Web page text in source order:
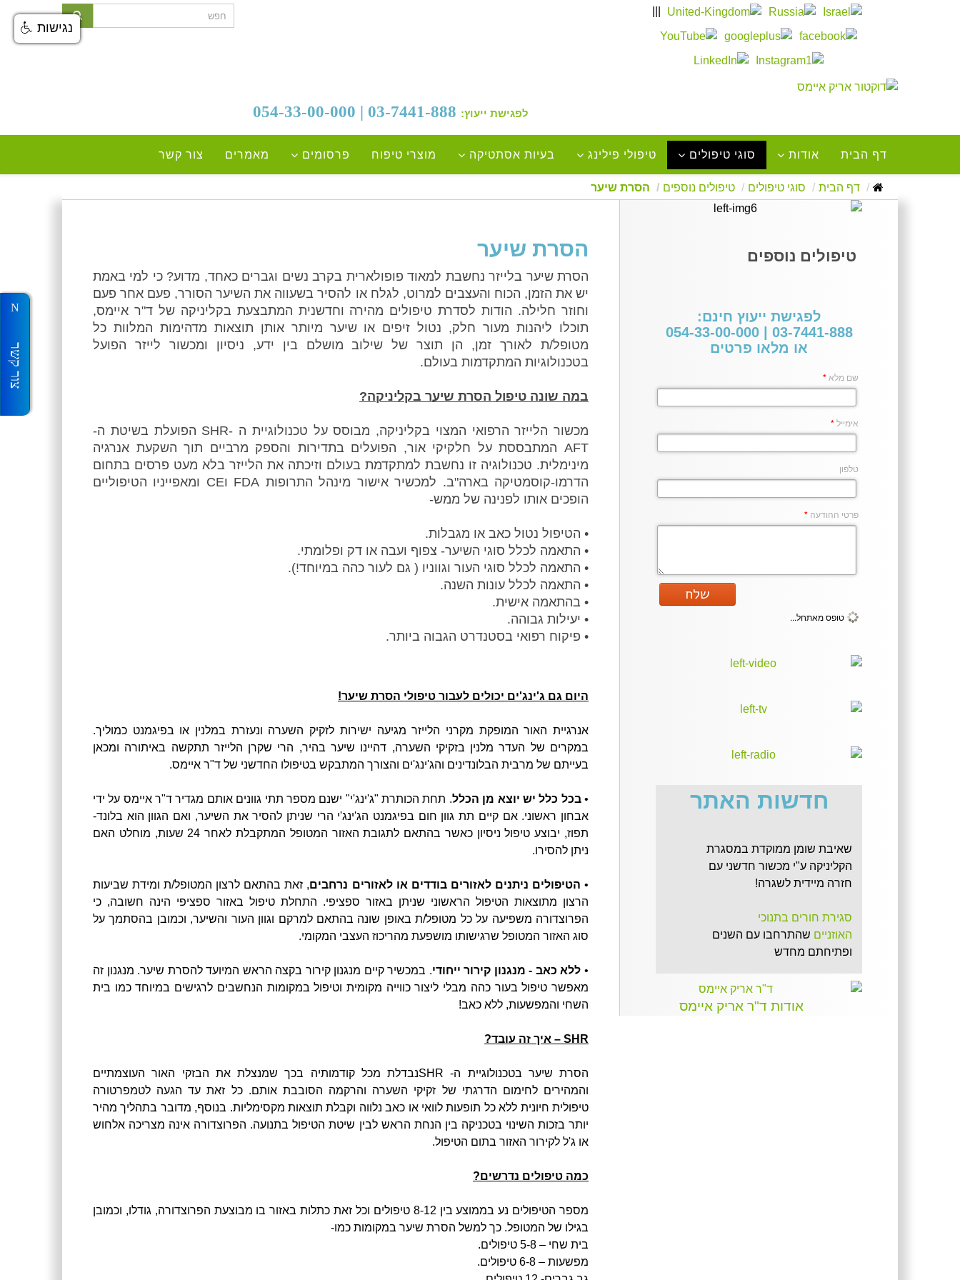
לפגישת ייעוץ:
דף הבית אודות סוגי טיפולים טיפולי פילינג בעיות אסתטיקה מוצרי טיפוח פרסומים מאמרים צור קשר
דף הבית סוגי טיפולים טיפולים נוספים הסרת שיער
טיפולים נוספים
לפגישת ייעוץ חינם:
03-7441-888 | 054-33-00-000
או מלאו פרטים
שם מלא*
אימייל*
טלפון
פרטי ההודעה *
שלח
טופס מאתחל...
חדשות האתר
שאיבת שומן ממוקדת במסגרת
הקליניקה ע"י מכשור חדשני עם
חזרה מיידית לשגרה!
סגירת חורים בתנוכי
האוזניים שהתרחבו עם השנים
ופתיחתם מחדש
הרמת גבות ומתיחת פנים
ללא אשפוז וללא כאבים
אודות ד"ר אריק איימס
הסרת שיער
הסרת שיער בלייזר נחשבת למאוד פופולארית בקרב נשים וגברים כאחד, מדוע? כי למי באמת
יש את הזמן, הכוח והעצבים למרוט, לגלח או להסיר בשעווה את השיער הסורר, פעם אחר פעם
וחוזר חלילה. הודות לסדרת טיפולים מהירה וחדשנית המתבצעת בקליניקה של ד"ר איימס,
תוכלו ליהנות מעור חלק, נטול זיפים או שיער מיותר אותן תוצאות מדהימות המלוות כל
מטופל/ת לאורך זמן, הן תוצר של שילוב מושלם בין ידע, ניסיון ומכשור לייזר הפועל
בטכנולוגיות המתקדמות בעולם.
במה שונה טיפול הסרת שיער בקליניקה?
מכשור הלייזר הרפואי המצוי בקליניקה, מבוסס על טכנולוגיית ה -SHR הפועלת בשיטת ה-
AFT המתבססת על חלקיקי אור, הפועלים בתדירות והספק מרביים תוך השקעת אנרגיה
מינימלית. טכנולוגיה זו נחשבת למתקדמת בעולם וזיכתה את הלייזר בלא מעט פרסים בתחום
הדרמו-קוסמטיקה בארה"ב. למכשיר אישור מינהל התרופות FDA וCE ומאפייניו הטיפוליים
הופכים אותו לפנינה של ממש-
• הטיפול נטול כאב או מגבלות.
• התאמה לכלל סוגי השיער- צפוף ועבה או דק ופלומתי.
• התאמה לכלל סוגי העור וגווניו ( גם לעור כהה במיוחד!).
• התאמה לכלל עונות השנה.
• בהתאמה אישית.
• יעילות גבוהה.
• פיקוח רפואי בסטנדרט הגבוה ביותר.
היום גם ג'ינג'ים יכולים לעבור טיפולי הסרת שיער!
אנרגיית האור המופקת מקרני הלייזר מגיעה ישירות לזקיק השערה ונעזרת במלנין או בפיגמנט כמוליך.
במקרים של העדר מלנין בזקיקי השערה, דהיינו שיער בהיר, הרי שקרן הלייזר תתקשה באיתורה ומכאן
בעייתם של מרבית הבלונדינים והג'ינג'ים והצורך המתבקש בטיפולו החדשני של ד"ר איימס.
•בכל כלל יש יוצא מן הכלל. תחת הכותרת "ג'ינג'י" ישנם מספר תתי גוונים אותם מגדיר ד"ר איימס על ידי
אבחון ראשוני. אם קיים תת גוון חום בפיגמנט הג'ינג'י הרי שניתן להסיר את השיער, ואם הגוון הוא בלונד-
תפוז, יבוצע טיפול ניסיון כאשר בהתאם לתגובת האזור המטופל המתקבלת לאחר 24 שעות, מוחלט האם
ניתן להסירו.
• הטיפולים ניתנים לאזורים בודדים או לאזורים נרחבים, זאת בהתאם לרצון המטופל/ת ומידת שביעות
הרצון מתוצאות הטיפול הראשוני שניתן באזור ספציפי. התחלת טיפול באזור ספציפי הינה חשובה, כי
הפרוצדורה משפיעה על כל מטופל/ת באופן שונה בהתאם למרקם וגוון העור והשיער, וכמובן בהסתמך על
סוג האזור המטופל שרגישותו מושפעת מהריכוז העצבי המקומי.
• ללא כאב - מנגנון קירור ייחודי. במכשיר קיים מנגנון קירור בקצה הראש המיועד להסרת שיער. מנגנון זה
מאפשר טיפול בעור כהה מבלי ליצור כווייה מקומית וטיפול במקומות הנחשבים לרגישים במיוחד כמו בית
השחי והמפשעות, ללא כאב!
SHR – איך זה עובד?
הסרת שיער בטכנולוגיית ה- SHRנבדלת מכל קודמותיה בכך שמנצלת את הבזקי האור העוצמתיים
והמהירים לחימום הדרגתי של זקיקי השערה והרקמה הסובבת אותם. כל זאת עד הגעה לטמפרטורה
טיפולית חיונית ללא כל תופעות לוואי או כאב נלווה וקבלת תוצאות מקסימליות. בנוסף, מדובר בתהליך מהיר
יותר בזכות השינוי בטכניקה בין הנחת הראש לבין שיטת הטיפול בתנועה. הפרוצדורה אינה מצריכה אלחוש
או ג'ל לקירור האזור בתום הטיפול.
כמה טיפולים נדרשים?
מספר הטיפולים נע בממוצע בין 8-12 טיפולים וכל זאת כתלות באזור בו מבוצעת הפרוצדורה, גודלו, וכמובן
בגילו של המטופל. כך למשל הסרת שיער במקומות כמו-
בית שחי – 5-8 טיפולים.
מפשעות – 6-8 טיפולים.
צור קשר
נגישות